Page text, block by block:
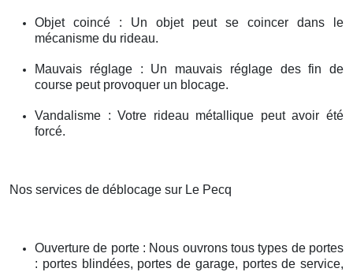
Objet coincé : Un objet peut se coincer dans le
mécanisme du rideau.
Mauvais réglage : Un mauvais réglage des fin de
course peut provoquer un blocage.
Vandalisme : Votre rideau métallique peut avoir été
forcé.
Nos services de déblocage sur Le Pecq
Ouverture de porte : Nous ouvrons tous types de portes
: portes blindées, portes de garage, portes de service,